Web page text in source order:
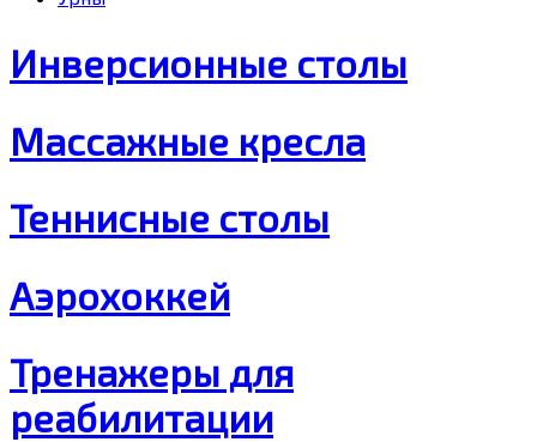
Инверсионные столы
Массажные кресла
Теннисные столы
Аэрохоккей
Тренажеры для
реабилитации